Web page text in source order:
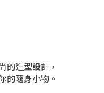
的造型設計，
的隨身小物。